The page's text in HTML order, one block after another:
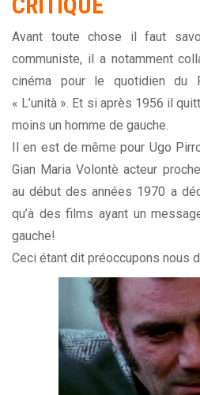
Avant toute chose il faut
communiste, il a notamment
cinéma pour le quotidien du
« L’unità ». Et si après 1956 il
moins un homme de gauche.
Il en est de même pour Ugo
Gian Maria Volontè acteur
au début des années 1970 a
qu’à des films ayant un
gauche!
Ceci étant dit préoccupons nous